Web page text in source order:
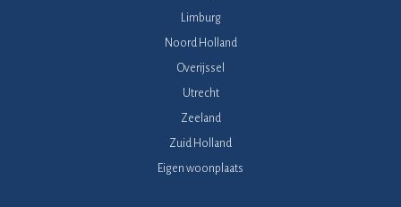
Limburg
Noord Holland
Overijssel
Utrecht
Zeeland
Zuid Holland
Eigen woonplaats
AI is beschikbaar